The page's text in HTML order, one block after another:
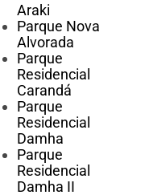
Araki
Parque Nova
Alvorada
Parque
Residencial
Carandá
Parque
Residencial
Damha
Parque
Residencial
Damha II